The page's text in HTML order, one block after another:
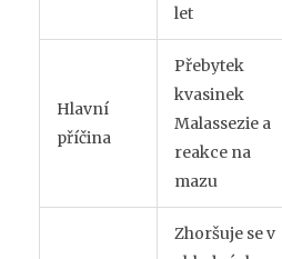
let
Hlavní
příčina
Přebytek
kvasinek
Malassezie a
reakce na
mazu
Zhoršuje se v